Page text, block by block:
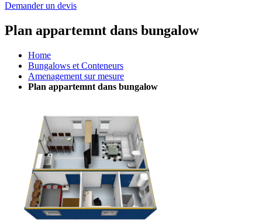
Demander un devis
Plan appartemnt dans bungalow
Home
Bungalows et Conteneurs
Amenagement sur mesure
Plan appartemnt dans bungalow